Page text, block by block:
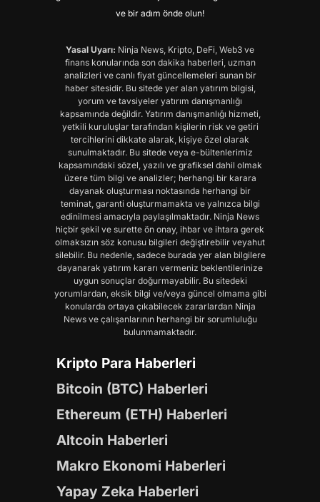
ve bir adım önde olun!
Yasal Uyarı: Ninja News, Kripto, DeFi, Web3 ve
finans konularında son dakika haberleri, uzman
analizleri ve canlı fiyat güncellemeleri sunan bir
haber sitesidir. Bu sitede yer alan yatırım bilgisi,
yorum ve tavsiyeler yatırım danışmanlığı
kapsamında değildir. Yatırım danışmanlığı hizmeti,
yetkili kuruluşlar tarafından kişilerin risk ve getiri
tercihlerini dikkate alarak, kişiye özel olarak
sunulmaktadır. Bu sitede veya e-bültenlerimiz
kapsamındaki sözel, yazılı ve grafiksel dahil olmak
üzere tüm bilgi ve analizler; herhangi bir karara
dayanak oluşturması noktasında herhangi bir
teminat, garanti oluşturmamakta ve yalnızca bilgi
edinilmesi amacıyla paylaşılmaktadır. Ninja News
hiçbir şekil ve surette ön onay, ihbar ve ihtara gerek
olmaksızın söz konusu bilgileri değiştirebilir veyahut
silebilir. Bu nedenle, sadece burada yer alan bilgilere
dayanarak yatırım kararı vermeniz beklentilerinize
uygun sonuçlar doğurmayabilir. Bu sitedeki
yorumlardan, eksik bilgi ve/veya güncel olmama gibi
konularda ortaya çıkabilecek zararlardan Ninja
News ve çalışanlarının herhangi bir sorumluluğu
bulunmamaktadır.
Kripto Para Haberleri
Bitcoin (BTC) Haberleri
Ethereum (ETH) Haberleri
Altcoin Haberleri
Makro Ekonomi Haberleri
Yapay Zeka Haberleri